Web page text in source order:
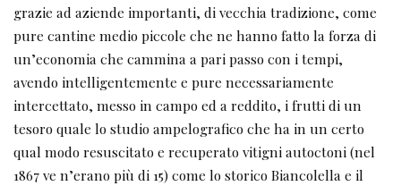
grazie ad aziende importanti, di vecchia tradizione, come
pure cantine medio piccole che ne hanno fatto la forza di
un’economia che cammina a pari passo con i tempi,
avendo intelligentemente e pure necessariamente
intercettato, messo in campo ed a reddito, i frutti di un
tesoro quale lo studio ampelografico che ha in un certo
qual modo resuscitato e recuperato vitigni autoctoni (nel
1867 ve n’erano più di 15) come lo storico Biancolella e il